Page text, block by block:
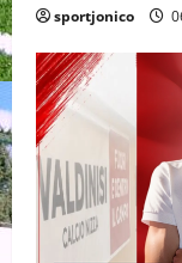
sportjonico